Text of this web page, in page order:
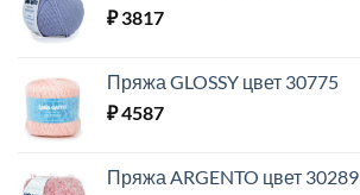
₽3817
Пряжа GLOSSY цвет 30775
₽4587
Пряжа ARGENTO цвет 30289